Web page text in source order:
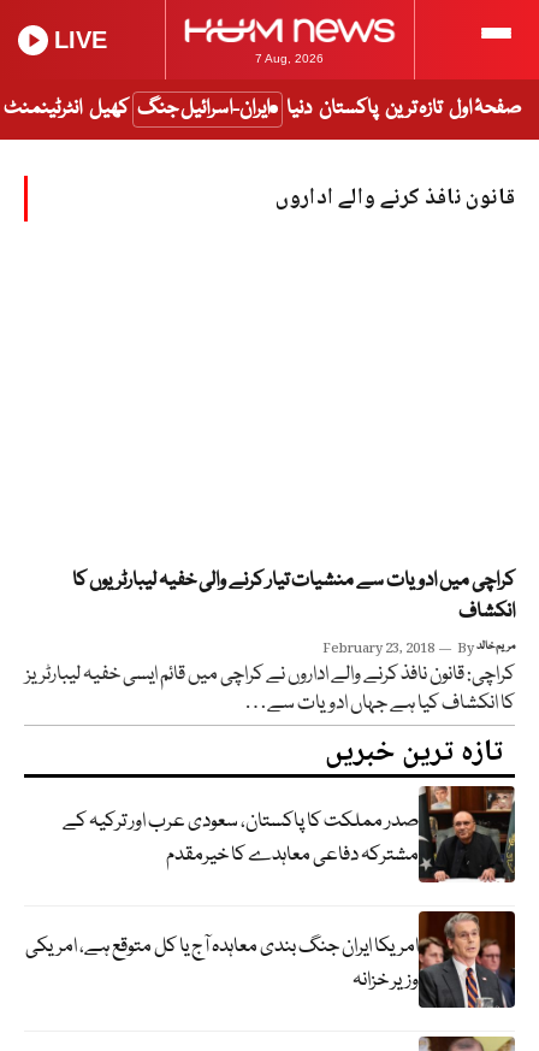
7 Aug, 2026
LIVE
صفحۂ اول تازہ ترین پاکستان دنیا ایران-اسرائیل جنگ کھیل انٹرٹینمنٹ
قانون نافذ کرنے والے اداروں
کراچی میں ادویات سے منشیات تیار کرنے والی خفیہ لیبارٹریوں کا
انکشاف
February 23, 2018 Byمریم خالد
کراچی: قانون نافذ کرنے والے اداروں نے کراچی میں قائم ایسی خفیہ لیبارٹریز
کا انکشاف کیا ہے جہاں ادویات سے…
تازہ ترین خبریں
صدر مملکت کا پاکستان، سعودی عرب اور ترکیہ کے
مشترکہ دفاعی معاہدے کا خیرمقدم
امریکا ایران جنگ بندی معاہدہ آج یا کل متوقع ہے، امریکی
وزیر خزانہ